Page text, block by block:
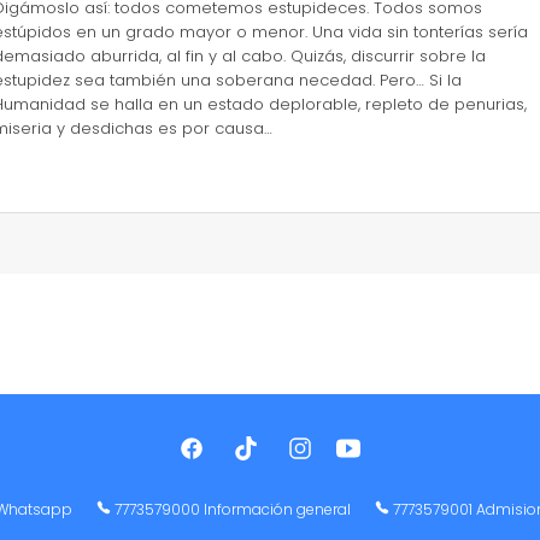
así: todos cometemos estupideces. Todos somos
en un grado mayor o menor. Una vida sin tonterías sería
aburrida, al fin y al cabo. Quizás, discurrir sobre la
sea también una soberana necedad. Pero… Si la
se halla en un estado deplorable, repleto de penurias,
y desdichas es por causa…
7773579000 Información general 7773579001